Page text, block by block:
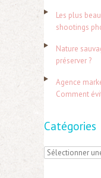
h
r
:
Les plus
shootings
Nature
préserver ?
Agence
Comment
Catégories
C